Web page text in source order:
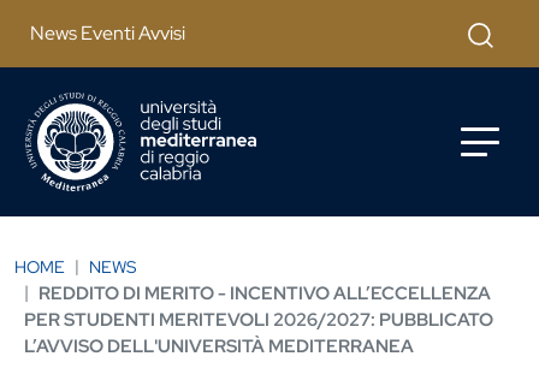
News Eventi Avvisi Cerca
HOME NEWS
REDDITO DI MERITO - INCENTIVO ALL’ECCELLENZA
PER STUDENTI MERITEVOLI 2026/2027: PUBBLICATO
L’AVVISO DELL'UNIVERSITÀ MEDITERRANEA